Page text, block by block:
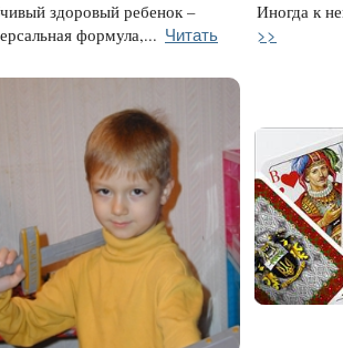
здоровый ребенок –
формула,... Читать
Иногда к
>>